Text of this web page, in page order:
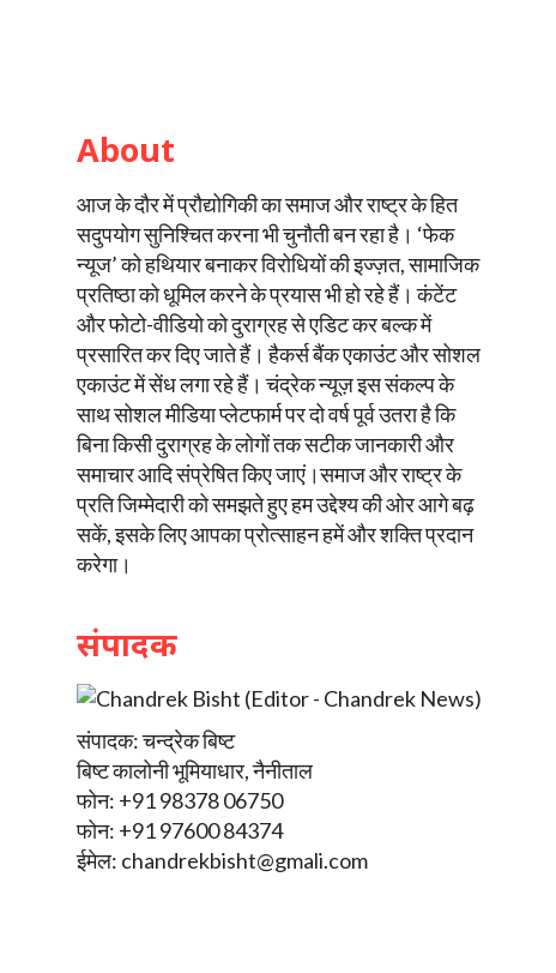
About
आज के दौर में प्रौद्योगिकी का समाज और राष्ट्र के हित
सदुपयोग सुनिश्चित करना भी चुनौती बन रहा है। ‘फेक
न्यूज’ को हथियार बनाकर विरोधियों की इज्ज़त, सामाजिक
प्रतिष्ठा को धूमिल करने के प्रयास भी हो रहे हैं। कंटेंट
और फोटो-वीडियो को दुराग्रह से एडिट कर बल्क में
प्रसारित कर दिए जाते हैं। हैकर्स बैंक एकाउंट और सोशल
एकाउंट में सेंध लगा रहे हैं। चंद्रेक न्यूज़ इस संकल्प के
साथ सोशल मीडिया प्लेटफार्म पर दो वर्ष पूर्व उतरा है कि
बिना किसी दुराग्रह के लोगों तक सटीक जानकारी और
समाचार आदि संप्रेषित किए जाएं।समाज और राष्ट्र के
प्रति जिम्मेदारी को समझते हुए हम उद्देश्य की ओर आगे बढ़
सकें, इसके लिए आपका प्रोत्साहन हमें और शक्ति प्रदान
करेगा।
संपादक
संपादक: चन्द्रेक बिष्ट
बिष्ट कालोनी भूमियाधार, नैनीताल
फोन: +91 98378 06750
फोन: +91 97600 84374
ईमेल: chandrekbisht@gmali.com